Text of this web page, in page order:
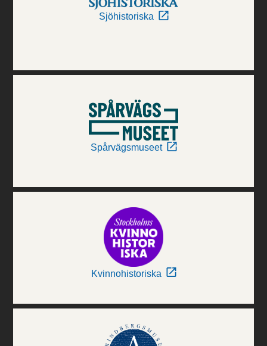
Sjöhistoriska
Spårvägsmuseet
Kvinnohistoriska